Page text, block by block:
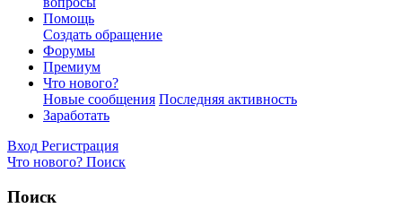
Помощь
Создать обращение
Форумы
Премиум
Что нового?
Новые сообщения Последняя активность
Заработать
Вход Регистрация
Что нового? Поиск
Поиск